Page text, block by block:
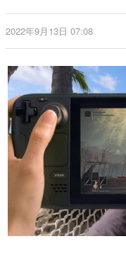
ゲーム世
ゲームに多
画です。
日本モバ
日本のモバ
ルを網羅
解説を掲
若ゲのい
『うつヌ
一先生によ
なんでゲ
ゲーム開発
具体的な形
2022年9月13日 07:08